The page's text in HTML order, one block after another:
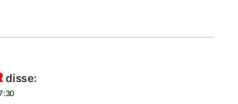
disse: